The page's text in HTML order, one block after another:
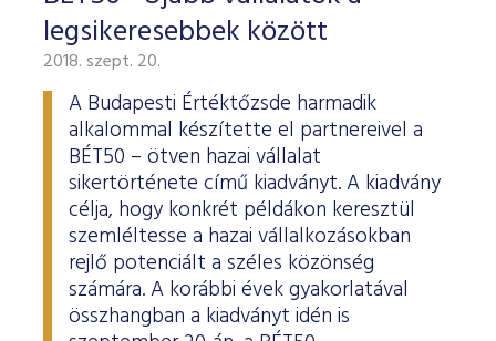
legsikeresebbek között
2018. szept. 20.
A Budapesti Értéktőzsde harmadik
alkalommal készítette el partnereivel a
BÉT50 – ötven hazai vállalat
sikertörténete című kiadványt. A kiadvány
célja, hogy konkrét példákon keresztül
szemléltesse a hazai vállalkozásokban
rejlő potenciált a széles közönség
számára. A korábbi évek gyakorlatával
összhangban a kiadványt idén is